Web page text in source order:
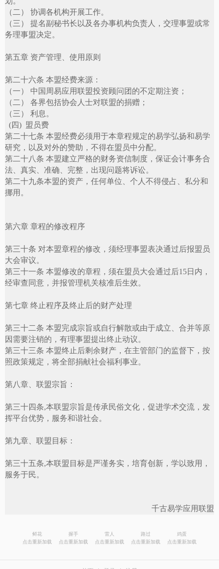
（二） 协调各机构开展工作。
（三） 提名副秘书长以及各办事机构负责人，交理事盟或常
务理事盟决定。
第五章 资产管理、使用原则
第二十六条 本盟经费来源：
（一） 中国周易应用联盟投资顾问团的不定期注资；
（二） 各界包括协会人士对联盟的捐赠；
（三） 利息。
(四) 盟员费
第二十七条 本盟经费必须用于本章程规定的易学弘扬和易学
研究，以及对外的赞助，不得在盟员中分配。
第二十八条 本盟建立严格的财务资信制度，保证会计事务合
法、真实、准确、完整，出现问题将诉讼。
第二十九条本盟的资产，任何单位、个人不得侵占、私分和
挪用。
第六章 章程的修改程序
第三十条 对本盟章程的修改，须经理事盟表决通过后报盟员
大会审议。
第三十一条 本盟修改的章程，须在盟员大会通过后15日内，
经审查同意，并报管理机关核准后生效。
第七章 终止程序及终止后的财产处理
第三十二条 本盟完成宗旨或自行解散或由于成立、合并等原
因需要注销的，有理事盟提出终止动议。
第三十三条 本盟终止后剩余财产，在主管部门的监督下，按
照政策规定，将全部捐献社会福利事业。
第 八章、联盟宗旨：
第三十四条,本联盟宗旨是传承民俗文化，促进学术交流，发
挥平台优势，服务和谐社会。
第九章、联盟目标：
第三十五条,本联盟目标是严谨务实，培育创新，学以致用，
服务于民。
千古易学应用联盟
鲜花
点击重新加载
握手
点击重新加载
雷人
点击重新加载
路过
点击重新加载
鸡蛋
点击重新加载